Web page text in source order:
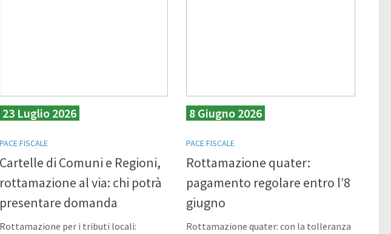
23 Luglio 2026
PACE FISCALE
Cartelle di Comuni e Regioni,
rottamazione al via: chi potrà
presentare domanda
Rottamazione per i tributi locali:
8 Giugno 2026
PACE FISCALE
Rottamazione quater:
pagamento regolare entro l’8
giugno
Rottamazione quater: con la tolleranza